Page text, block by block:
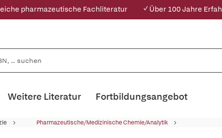
pharmazeutische Fachliteratur ✓ Über 100 Jahre
Weitere Literatur Fortbildungsangebot
Pharmazeutische/Medizinische Chemie/Analytik